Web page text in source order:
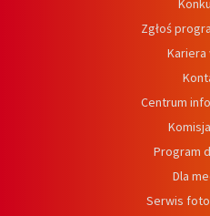
Zgłoś
Kariera
Centrum
Program
Dla
Serwis